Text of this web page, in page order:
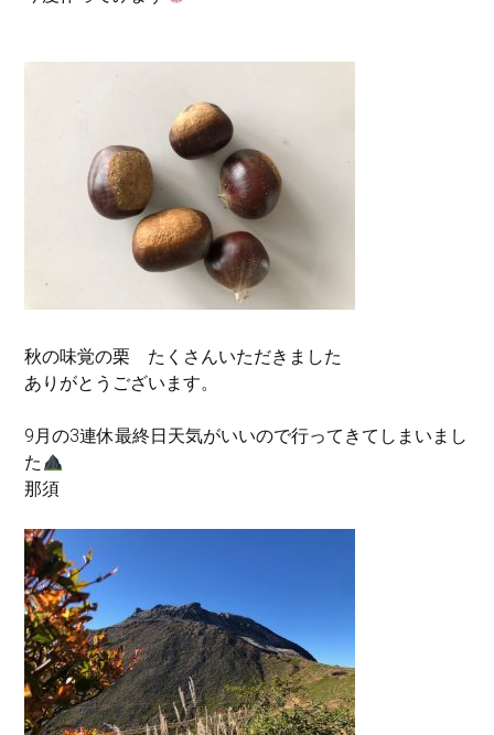
秋の味覚の栗 たくさんいただきました
ありがとうございます。
9月の3連休最終日天気がいいので行ってきてしまいまし
た
那須